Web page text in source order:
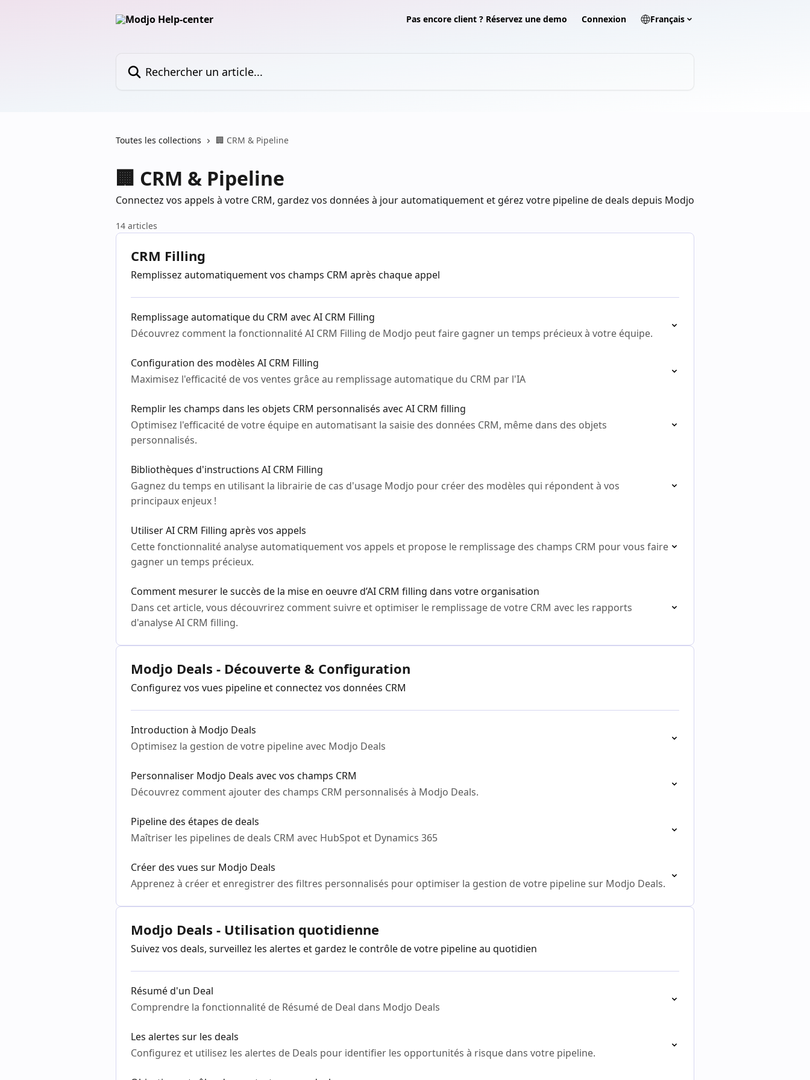
Pas encore client ? Réservez une demo Connexion Français
Toutes les collections 🏢 CRM & Pipeline
🏢 CRM & Pipeline
Connectez vos appels à votre CRM, gardez vos données à jour automatiquement et gérez votre pipeline de deals depuis Modjo
14 articles
CRM Filling
Remplissez automatiquement vos champs CRM après chaque appel
Remplissage automatique du CRM avec AI CRM Filling
Découvrez comment la fonctionnalité AI CRM Filling de Modjo peut faire gagner un temps précieux à votre équipe.
Configuration des modèles AI CRM Filling
Maximisez l'efficacité de vos ventes grâce au remplissage automatique du CRM par l'IA
Remplir les champs dans les objets CRM personnalisés avec AI CRM filling
Optimisez l'efficacité de votre équipe en automatisant la saisie des données CRM, même dans des objets
personnalisés.
Bibliothèques d'instructions AI CRM Filling
Gagnez du temps en utilisant la librairie de cas d'usage Modjo pour créer des modèles qui répondent à vos
principaux enjeux !
Utiliser AI CRM Filling après vos appels
Cette fonctionnalité analyse automatiquement vos appels et propose le remplissage des champs CRM pour vous faire
gagner un temps précieux.
Comment mesurer le succès de la mise en oeuvre d’AI CRM filling dans votre organisation
Dans cet article, vous découvrirez comment suivre et optimiser le remplissage de votre CRM avec les rapports
d'analyse AI CRM filling.
Modjo Deals - Découverte & Configuration
Configurez vos vues pipeline et connectez vos données CRM
Introduction à Modjo Deals
Optimisez la gestion de votre pipeline avec Modjo Deals
Personnaliser Modjo Deals avec vos champs CRM
Découvrez comment ajouter des champs CRM personnalisés à Modjo Deals.
Pipeline des étapes de deals
Maîtriser les pipelines de deals CRM avec HubSpot et Dynamics 365
Créer des vues sur Modjo Deals
Apprenez à créer et enregistrer des filtres personnalisés pour optimiser la gestion de votre pipeline sur Modjo Deals.
Modjo Deals - Utilisation quotidienne
Suivez vos deals, surveillez les alertes et gardez le contrôle de votre pipeline au quotidien
Résumé d'un Deal
Comprendre la fonctionnalité de Résumé de Deal dans Modjo Deals
Les alertes sur les deals
Configurez et utilisez les alertes de Deals pour identifier les opportunités à risque dans votre pipeline.